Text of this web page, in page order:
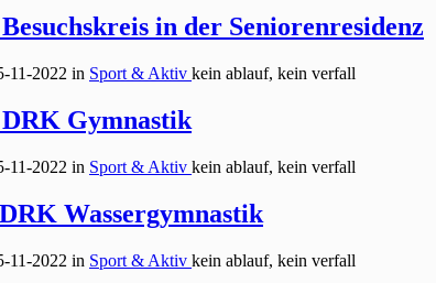
in der Seniorenresidenz
11-2022 in Sport & Aktiv kein ablauf, kein verfall
Gymnastik
11-2022 in Sport & Aktiv kein ablauf, kein verfall
Wassergymnastik
11-2022 in Sport & Aktiv kein ablauf, kein verfall